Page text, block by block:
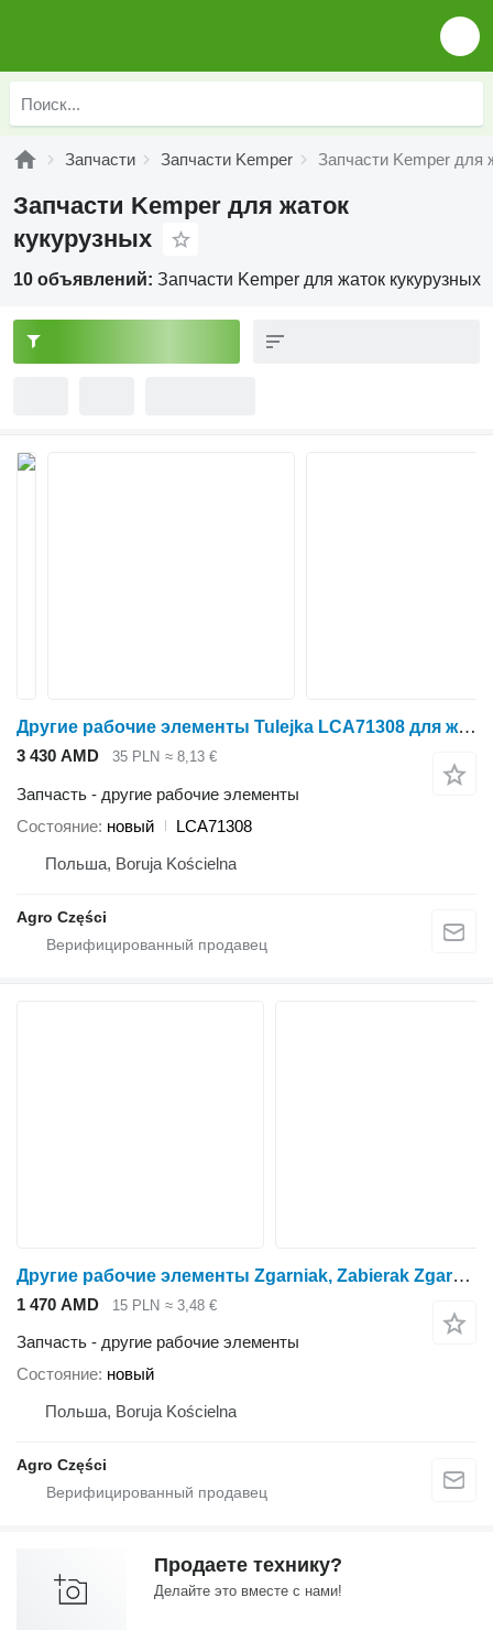
Запчасти Запчасти Kemper Запчасти Kemper для
Запчасти Kemper для жаток
кукурузных
10 объявлений: Запчасти Kemper для жаток кукурузных
Другие рабочие элементы Tulejka LCA71308 для жатки кукурузной Kemper 330, 345, 360, 375, 3000, M4500
3 430 AMD 35 PLN ≈ 8,13 €
Запчасть - другие рабочие элементы
Состояние новый
LCA71308
Польша, Boruja Kościelna
Agro Części
Другие рабочие элементы Zgarniak, Zabierak Zgarniacz, czyścik pił, noża, piły для жатки кукурузной Kemper 460 Plus
1 470 AMD 15 PLN ≈ 3,48 €
Запчасть - другие рабочие элементы
Состояние новый
Польша, Boruja Kościelna
Agro Części
Продаете технику?
Делайте это вместе с нами!